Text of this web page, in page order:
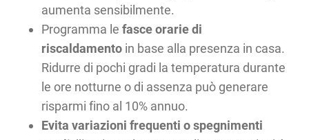
aumenta sensibilmente.
Programma lefasce orarie di
riscaldamento in base alla presenza in casa.
Ridurre di pochi gradi la temperatura durante
le ore notturne o di assenza può generare
risparmi fino al 10% annuo.
Evita variazioni frequenti o spegnimenti